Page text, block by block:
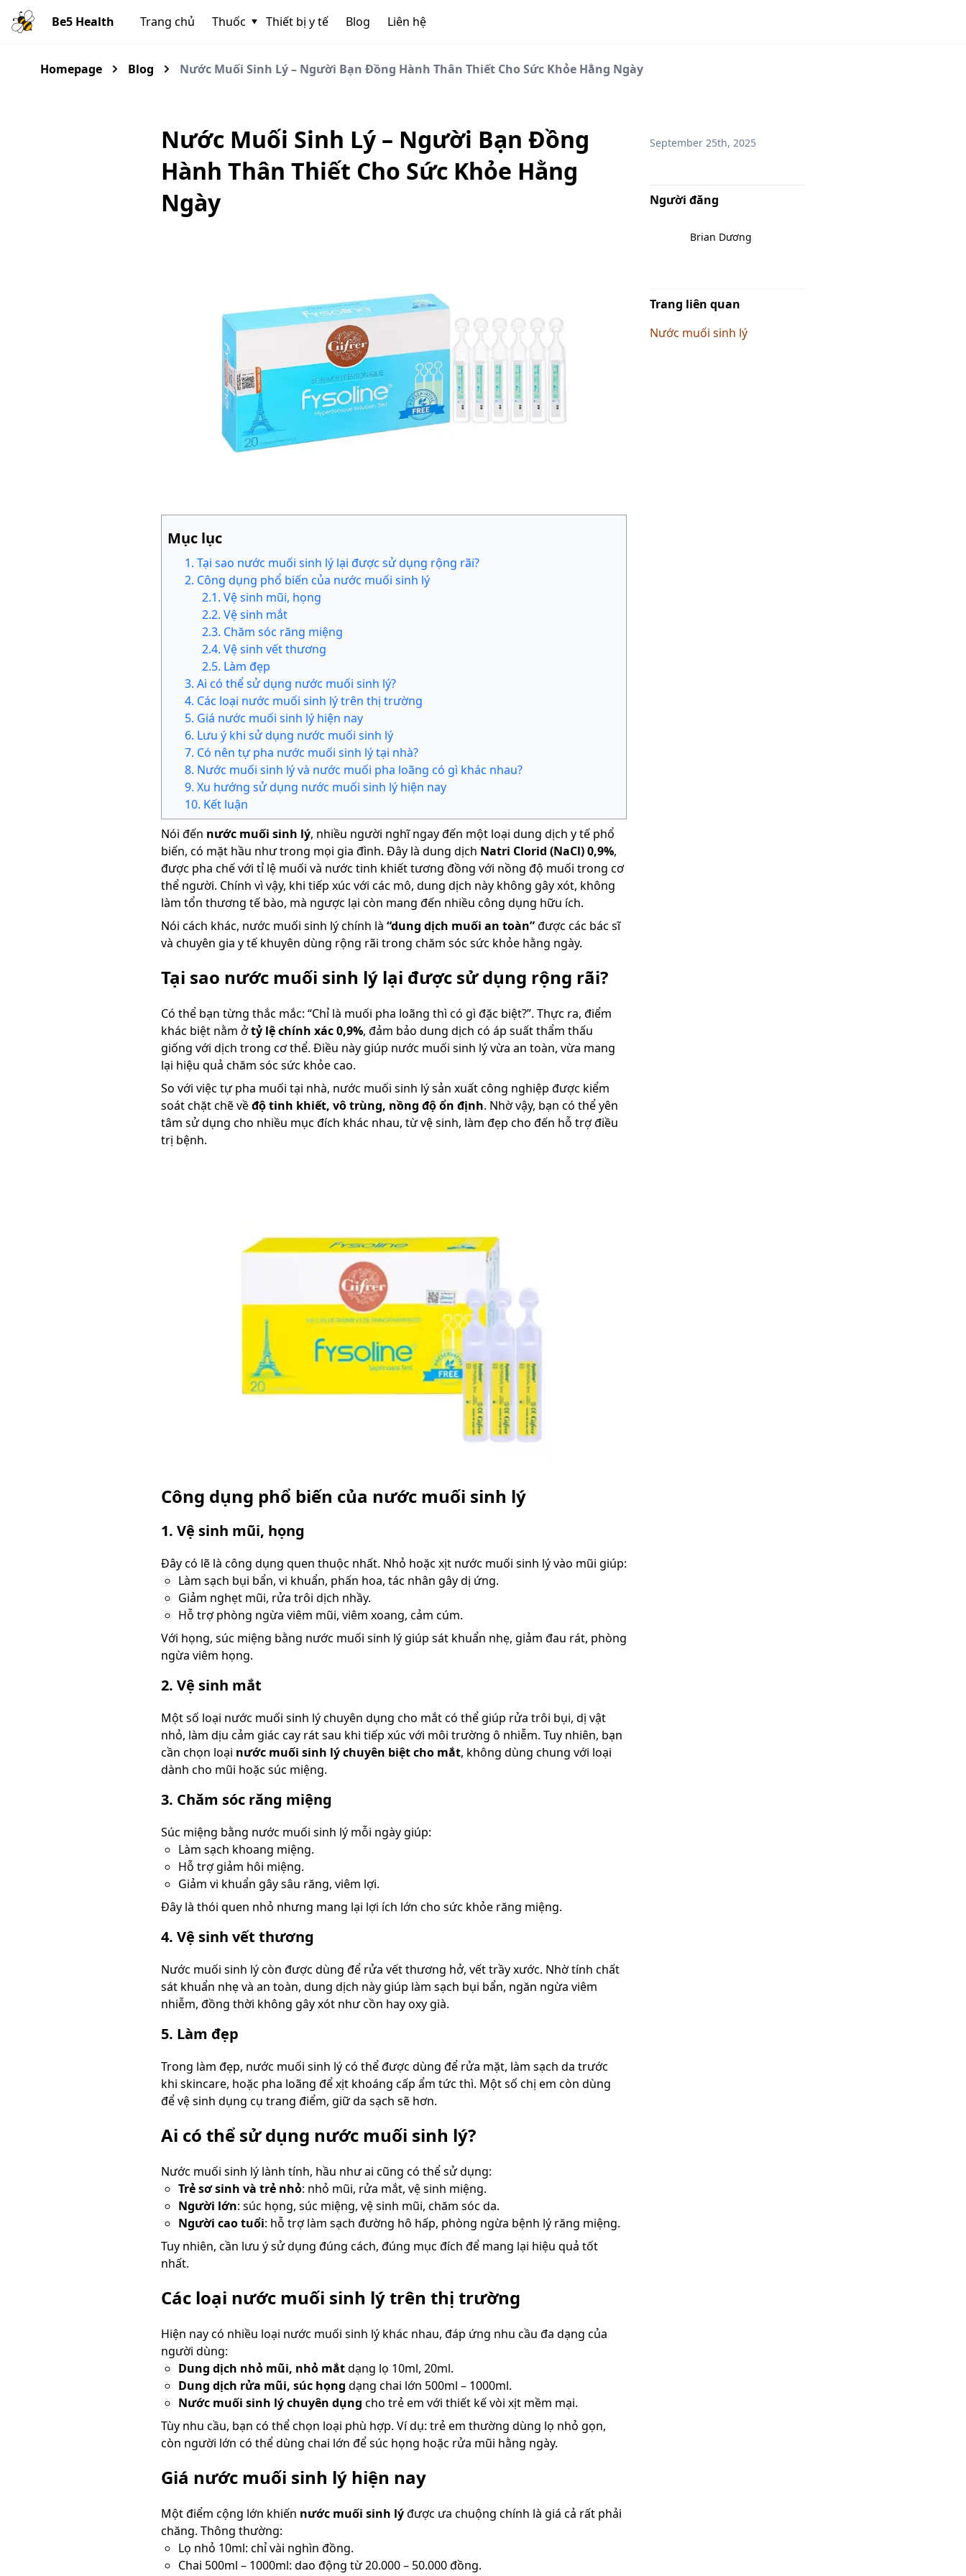
Be5 Health Trang chủ Thuốc Thiết bị y tế Blog Liên hệ
Homepage Blog Nước Muối Sinh Lý – Người Bạn Đồng Hành Thân Thiết Cho Sức Khỏe Hằng Ngày
Nước Muối Sinh Lý – Người Bạn Đồng
Hành Thân Thiết Cho Sức Khỏe Hằng
Ngày
Mục lục
1. Tại sao nước muối sinh lý lại được sử dụng rộng rãi?
2. Công dụng phổ biến của nước muối sinh lý
2.1. Vệ sinh mũi, họng
2.2. Vệ sinh mắt
2.3. Chăm sóc răng miệng
2.4. Vệ sinh vết thương
2.5. Làm đẹp
3. Ai có thể sử dụng nước muối sinh lý?
4. Các loại nước muối sinh lý trên thị trường
5. Giá nước muối sinh lý hiện nay
6. Lưu ý khi sử dụng nước muối sinh lý
7. Có nên tự pha nước muối sinh lý tại nhà?
8. Nước muối sinh lý và nước muối pha loãng có gì khác nhau?
9. Xu hướng sử dụng nước muối sinh lý hiện nay
10. Kết luận
Nói đến nước muối sinh lý, nhiều người nghĩ ngay đến một loại dung dịch y tế phổ
biến, có mặt hầu như trong mọi gia đình. Đây là dung dịch Natri Clorid (NaCl) 0,9%,
được pha chế với tỉ lệ muối và nước tinh khiết tương đồng với nồng độ muối trong cơ
thể người. Chính vì vậy, khi tiếp xúc với các mô, dung dịch này không gây xót, không
làm tổn thương tế bào, mà ngược lại còn mang đến nhiều công dụng hữu ích.
Nói cách khác, nước muối sinh lý chính là “dung dịch muối an toàn”được các bác sĩ
và chuyên gia y tế khuyên dùng rộng rãi trong chăm sóc sức khỏe hằng ngày.
Tại sao nước muối sinh lý lại được sử dụng rộng rãi?
Có thể bạn từng thắc mắc: “Chỉ là muối pha loãng thì có gì đặc biệt?”. Thực ra, điểm
khác biệt nằm ởtỷ lệ chính xác 0,9%, đảm bảo dung dịch có áp suất thẩm thấu
giống với dịch trong cơ thể. Điều này giúp nước muối sinh lý vừa an toàn, vừa mang
lại hiệu quả chăm sóc sức khỏe cao.
So với việc tự pha muối tại nhà, nước muối sinh lý sản xuất công nghiệp được kiểm
soát chặt chẽ vềđộ tinh khiết, vô trùng, nồng độ ổn định. Nhờ vậy, bạn có thể yên
tâm sử dụng cho nhiều mục đích khác nhau, từ vệ sinh, làm đẹp cho đến hỗ trợ điều
trị bệnh.
Công dụng phổ biến của nước muối sinh lý
1. Vệ sinh mũi, họng
Đây có lẽ là công dụng quen thuộc nhất. Nhỏ hoặc xịt nước muối sinh lý vào mũi giúp:
Làm sạch bụi bẩn, vi khuẩn, phấn hoa, tác nhân gây dị ứng.
Giảm nghẹt mũi, rửa trôi dịch nhầy.
Hỗ trợ phòng ngừa viêm mũi, viêm xoang, cảm cúm.
Với họng, súc miệng bằng nước muối sinh lý giúp sát khuẩn nhẹ, giảm đau rát, phòng
ngừa viêm họng.
2. Vệ sinh mắt
Một số loại nước muối sinh lý chuyên dụng cho mắt có thể giúp rửa trôi bụi, dị vật
nhỏ, làm dịu cảm giác cay rát sau khi tiếp xúc với môi trường ô nhiễm. Tuy nhiên, bạn
cần chọn loại nước muối sinh lý chuyên biệt cho mắt, không dùng chung với loại
dành cho mũi hoặc súc miệng.
3. Chăm sóc răng miệng
Súc miệng bằng nước muối sinh lý mỗi ngày giúp:
Làm sạch khoang miệng.
Hỗ trợ giảm hôi miệng.
Giảm vi khuẩn gây sâu răng, viêm lợi.
Đây là thói quen nhỏ nhưng mang lại lợi ích lớn cho sức khỏe răng miệng.
4. Vệ sinh vết thương
Nước muối sinh lý còn được dùng để rửa vết thương hở, vết trầy xước. Nhờ tính chất
sát khuẩn nhẹ và an toàn, dung dịch này giúp làm sạch bụi bẩn, ngăn ngừa viêm
nhiễm, đồng thời không gây xót như cồn hay oxy già.
5. Làm đẹp
Trong làm đẹp, nước muối sinh lý có thể được dùng để rửa mặt, làm sạch da trước
khi skincare, hoặc pha loãng để xịt khoáng cấp ẩm tức thì. Một số chị em còn dùng
để vệ sinh dụng cụ trang điểm, giữ da sạch sẽ hơn.
Ai có thể sử dụng nước muối sinh lý?
Nước muối sinh lý lành tính, hầu như ai cũng có thể sử dụng:
Trẻ sơ sinh và trẻ nhỏ: nhỏ mũi, rửa mắt, vệ sinh miệng.
Người lớn: súc họng, súc miệng, vệ sinh mũi, chăm sóc da.
Người cao tuổi: hỗ trợ làm sạch đường hô hấp, phòng ngừa bệnh lý răng miệng.
Tuy nhiên, cần lưu ý sử dụng đúng cách, đúng mục đích để mang lại hiệu quả tốt
nhất.
Các loại nước muối sinh lý trên thị trường
Hiện nay có nhiều loại nước muối sinh lý khác nhau, đáp ứng nhu cầu đa dạng của
người dùng:
Dung dịch nhỏ mũi, nhỏ mắtdạng lọ 10ml, 20ml.
Dung dịch rửa mũi, súc họng dạng chai lớn 500ml – 1000ml.
Nước muối sinh lý chuyên dụng cho trẻ em với thiết kế vòi xịt mềm mại.
Tùy nhu cầu, bạn có thể chọn loại phù hợp. Ví dụ: trẻ em thường dùng lọ nhỏ gọn,
còn người lớn có thể dùng chai lớn để súc họng hoặc rửa mũi hằng ngày.
Giá nước muối sinh lý hiện nay
Một điểm cộng lớn khiến nước muối sinh lýđược ưa chuộng chính là giá cả rất phải
chăng. Thông thường:
Lọ nhỏ 10ml: chỉ vài nghìn đồng.
Chai 500ml – 1000ml: dao động từ 20.000 – 50.000 đồng.
September 25th, 2025
Người đăng
Brian Dương
Trang liên quan
Nước muối sinh lý